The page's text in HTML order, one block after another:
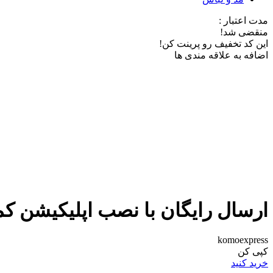
مدت اعتبار :
منقضی شد!
این کد تخفیف رو پرینت کن!
اضافه به علاقه مندی ها
ارسال رایگان با نصب اپلیکیشن
komoexpress
کپی کن
خرید کنید